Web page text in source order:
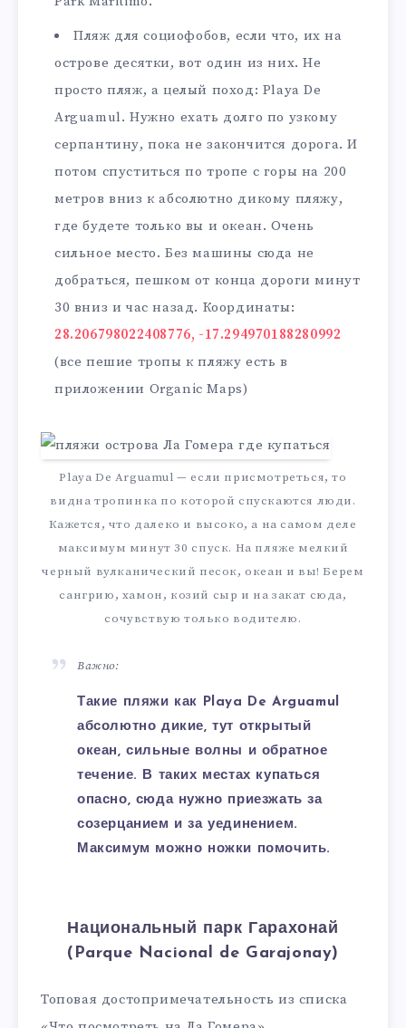
Пляж для социофобов, если что, их на
острове десятки, вот один из них. Не
просто пляж, а целый поход: Playa De
Arguamul. Нужно ехать долго по узкому
серпантину, пока не закончится дорога. И
потом спуститься по тропе с горы на 200
метров вниз к абсолютно дикому пляжу,
где будете только вы и океан. Очень
сильное место. Без машины сюда не
добраться, пешком от конца дороги минут
30 вниз и час назад. Координаты:
28.206798022408776, -17.294970188280992
(все пешие тропы к пляжу есть в
приложении Organic Maps)
Playa De Arguamul — если присмотреться, то
видна тропинка по которой спускаются люди.
Кажется, что далеко и высоко, а на самом деле
максимум минут 30 спуск. На пляже мелкий
черный вулканический песок, океан и вы! Берем
сангрию, хамон, козий сыр и на закат сюда,
сочувствую только водителю.
Важно:
Такие пляжи как Playa De Arguamul
абсолютно дикие, тут открытый
океан, сильные волны и обратное
течение. В таких местах купаться
опасно, сюда нужно приезжать за
созерцанием и за уединением.
Максимум можно ножки помочить.
Национальный парк Гарахонай
(Parque Nacional de Garajonay)
Топовая достопримечательность из списка